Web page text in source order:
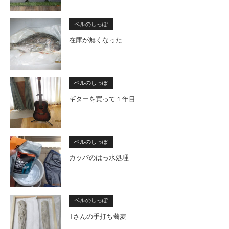
ベルのしっぽ
在庫が無くなった
ベルのしっぽ
ギターを買って１年目
ベルのしっぽ
カッパのはっ水処理
ベルのしっぽ
Tさんの手打ち蕎麦